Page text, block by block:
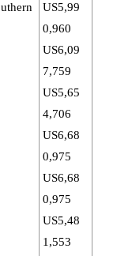
uthern
US5,99
0,960
US6,09
7,759
US5,65
4,706
US6,68
0,975
US6,68
0,975
US5,48
1,553